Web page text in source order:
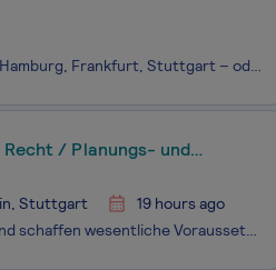
Festanstellung, unbefristet, in Vollzeit Eintritt: ab sofort Standorte: Hamburg, Frankfurt, Stuttgart – oder vollständig remote Anspruchsvolles Wirtschaftsrecht trifft auf moderne Technologie – gestalten Sie mit uns, wie Rechtsberatung morgen funktioniert. Wer wir sind Die Clarius Group vereint R
/ Planungs- und
Stuttgart
19 hours ago
Wir arbeiten bundesweit an der Verkehrsinfrastruktur von morgen und schaffen wesentliche Voraussetzungen für wirtschaftliches Wachstum: Die DEGES als Projektmanagementgesellschaft von Bund und Ländern ist für den Aus- und Neubau von mehr als 3.000 Kilometer Bundesfernstraßen mit einem Auftragsvolume